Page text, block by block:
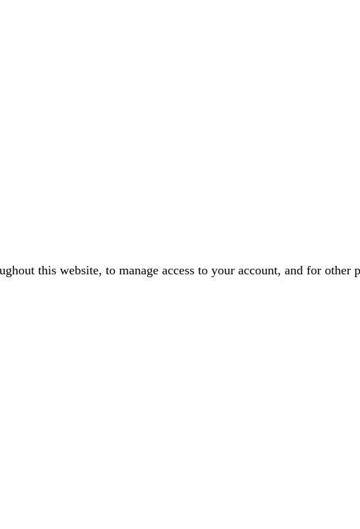
this website, to manage access to your account, and for other